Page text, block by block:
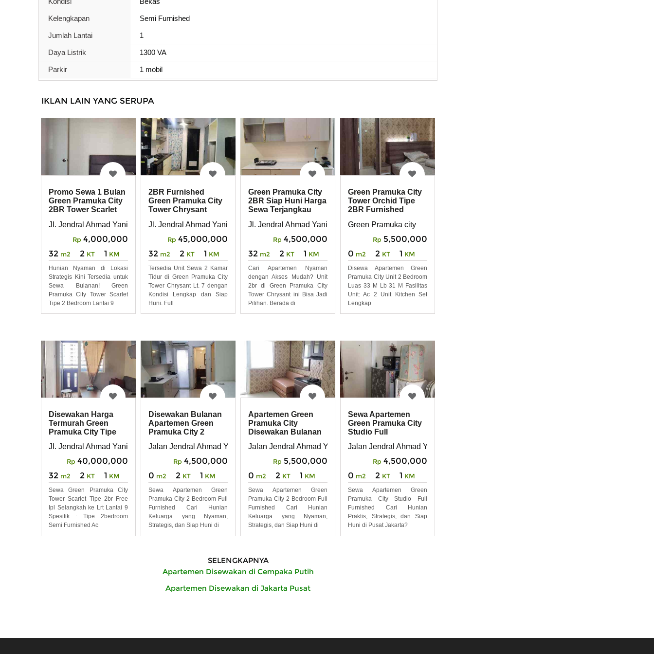
Kelengkapan Semi Furnished
Jumlah Lantai 1
Daya Listrik 1300 VA
Parkir 1 mobil
IKLAN LAIN YANG SERUPA
Promo Sewa 1 Bulan
Green Pramuka City
2BR Tower Scarlet
Jl. Jendral Ahmad Yani 49, Rawasari , kec. Cempaka putih, Jakarta Pusat
Rp 4,000,000
32 m2 2 KT 1 KM
Hunian Nyaman di Lokasi
Strategis Kini Tersedia untuk
Sewa Bulanan! Green
Pramuka City Tower Scarlet
Tipe 2 Bedroom Lantai 9
2BR Furnished
Green Pramuka City
Tower Chrysant
Jl. Jendral Ahmad Yani 49, Rawasari , kec. Cempaka putih, Jakarta Pusat
Rp 45,000,000
32 m2 2 KT 1 KM
Tersedia Unit Sewa 2 Kamar
Tidur di Green Pramuka City
Tower Chrysant Lt. 7 dengan
Kondisi Lengkap dan Siap
Huni. Full
Green Pramuka City
2BR Siap Huni Harga
Sewa Terjangkau
Jl. Jendral Ahmad Yani 49, Rawasari , kec. Cempaka putih, Jakarta Pusat
Rp 4,500,000
32 m2 2 KT 1 KM
Cari Apartemen Nyaman
dengan Akses Mudah? Unit
2br di Green Pramuka City
Tower Chrysant ini Bisa Jadi
Pilihan. Berada di
Green Pramuka City
Tower Orchid Tipe
2BR Furnished
Green Pramuka city
Rp 5,500,000
0 m2 2 KT 1 KM
Disewa Apartemen Green
Pramuka City Unit 2 Bedroom
Luas 33 M Lb 31 M Fasilitas
Unit: Ac 2 Unit Kitchen Set
Lengkap
Disewakan Harga
Termurah Green
Pramuka City Tipe
Jl. Jendral Ahmad Yani 49, Rawasari , kec. Cempaka putih, Jakarta Pusat
Rp 40,000,000
32 m2 2 KT 1 KM
Sewa Green Pramuka City
Tower Scarlet Tipe 2br Free
Ipl Selangkah ke Lrt Lantai 9
Spesifik : Tipe 2bedroom
Semi Furnished Ac
Disewakan Bulanan
Apartemen Green
Pramuka City 2
Jalan Jendral Ahmad Yani No. Kav 49, RT 16 RW 9, Rawasari, Kecamatan Cempaka Putih, Kota Jakarta Pusat, 10570
Rp 4,500,000
0 m2 2 KT 1 KM
Sewa Apartemen Green
Pramuka City 2 Bedroom Full
Furnished Cari Hunian
Keluarga yang Nyaman,
Strategis, dan Siap Huni di
Apartemen Green
Pramuka City
Disewakan Bulanan
Jalan Jendral Ahmad Yani No. Kav 49, RT 16 RW 9, Rawasari, Daerah Khusus Ibukota Jakarta 10570
Rp 5,500,000
0 m2 2 KT 1 KM
Sewa Apartemen Green
Pramuka City 2 Bedroom Full
Furnished Cari Hunian
Keluarga yang Nyaman,
Strategis, dan Siap Huni di
Sewa Apartemen
Green Pramuka City
Studio Full
Jalan Jendral Ahmad Yani No. Kav 49, RT 16 RW 9, Rawasari, Daerah Khusus Ibukota
Rp 4,500,000
0 m2 2 KT 1 KM
Sewa Apartemen Green
Pramuka City Studio Full
Furnished Cari Hunian
Praktis, Strategis, dan Siap
Huni di Pusat Jakarta?
SELENGKAPNYA
Apartemen Disewakan di Cempaka Putih
Apartemen Disewakan di Jakarta Pusat